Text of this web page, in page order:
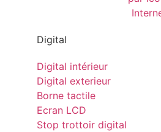
Digital
Digital intérieur
Digital exterieur
Borne tactile
Ecran LCD
Stop trottoir digital